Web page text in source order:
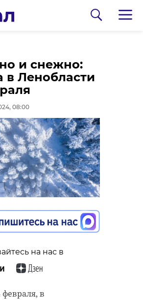
и снежно:
в Ленобласти
08:00
на нас в
февраля, в
ЛГУ имени
завоевали
на
конкурсе
07:16
на нас в
0:00 / 0:00
управление ФСБ РФ по
и Ленобласти
10
пересечь
РФ
06:55